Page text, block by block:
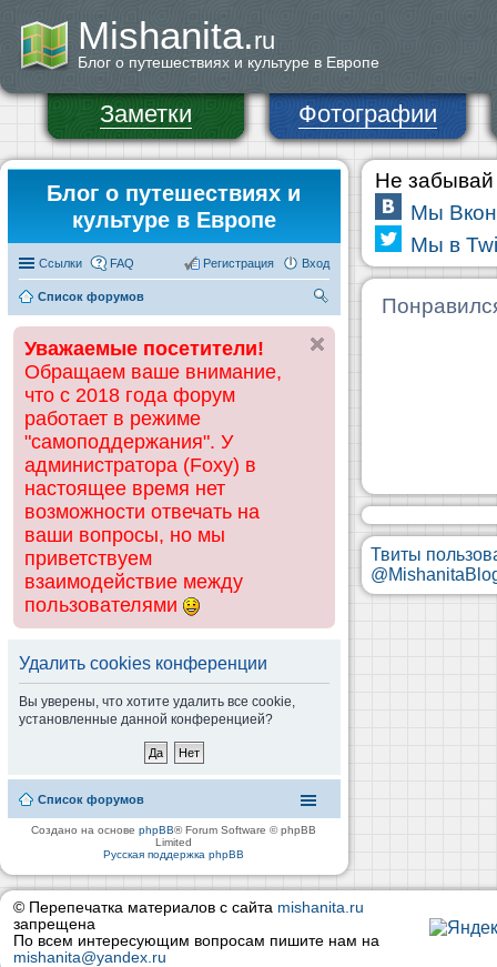
Mishanita.ru
Блог о путешествиях и культуре в Европе
Заметки Фотографии
Блог о путешествиях и
культуре в Европе
Ссылки FAQ Вход
Регистрация
Список форумов
ск
Уважаемые посетители!
Обращаем ваше внимание,
что с 2018 года форум
работает в режиме
"самоподдержания". У
администратора (Foxy) в
настоящее время нет
возможности отвечать на
ваши вопросы, но мы
приветствуем
взаимодействие между
пользователями
Удалить cookies конференции
Вы уверены, что хотите удалить все cookie,
установленные данной конференцией?
Список форумов
Создано на основеphpBB® Forum Software © phpBB
Limited
Русская поддержка phpBB
Не забывай
Мы
Мы в
Твиты
© Перепечатка материалов с сайта mishanita.ru
запрещена
По всем интересующим вопросам пишите нам на
mishanita@yandex.ru